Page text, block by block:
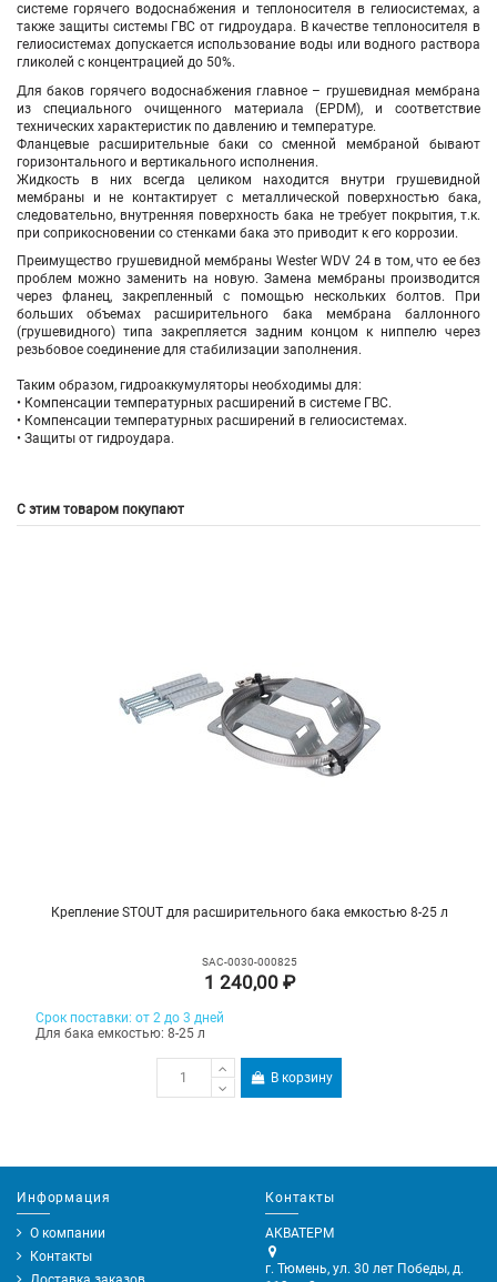
системе горячего водоснабжения и теплоносителя в гелиосистемах, а
также защиты системы ГВС от гидроудара. В качестве теплоносителя в
гелиосистемах допускается использование воды или водного раствора
гликолей с концентрацией до 50%.
Для баков горячего водоснабжения главное – грушевидная мембрана
из специального очищенного материала (ЕPDМ), и соответствие
технических характеристик по давлению и температуре.
Фланцевые расширительные баки со сменной мембраной бывают
горизонтального и вертикального исполнения.
Жидкость в них всегда целиком находится внутри грушевидной
мембраны и не контактирует с металлической поверхностью бака,
следовательно, внутренняя поверхность бака не требует покрытия, т.к.
при соприкосновении со стенками бака это приводит к его коррозии.
Преимущество грушевидной мембраны Wester WDV 24 в том, что ее без
проблем можно заменить на новую. Замена мембраны производится
через фланец, закрепленный с помощью нескольких болтов. При
больших объемах расширительного бака мембрана баллонного
(грушевидного) типа закрепляется задним концом к ниппелю через
резьбовое соединение для стабилизации заполнения.
Таким образом, гидроаккумуляторы необходимы для:
• Компенсации температурных расширений в системе ГВС.
• Компенсации температурных расширений в гелиосистемах.
• Защиты от гидроудара.
С этим товаром покупают
Крепление STOUT для расширительного бака емкостью 8-25 л
SAC-0030-000825
1 240,00 ₽
Срок поставки: от 2 до 3 дней
Для бака емкостью: 8-25 л
В корзину
Информация
О компании
Контакты
Контакты
АКВАТЕРМ
г. Тюмень, ул. 30 лет Победы, д.